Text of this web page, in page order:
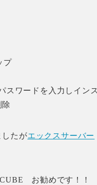
プ
ワードを入力しイン
したがエックスサーバー
お勧めです！！